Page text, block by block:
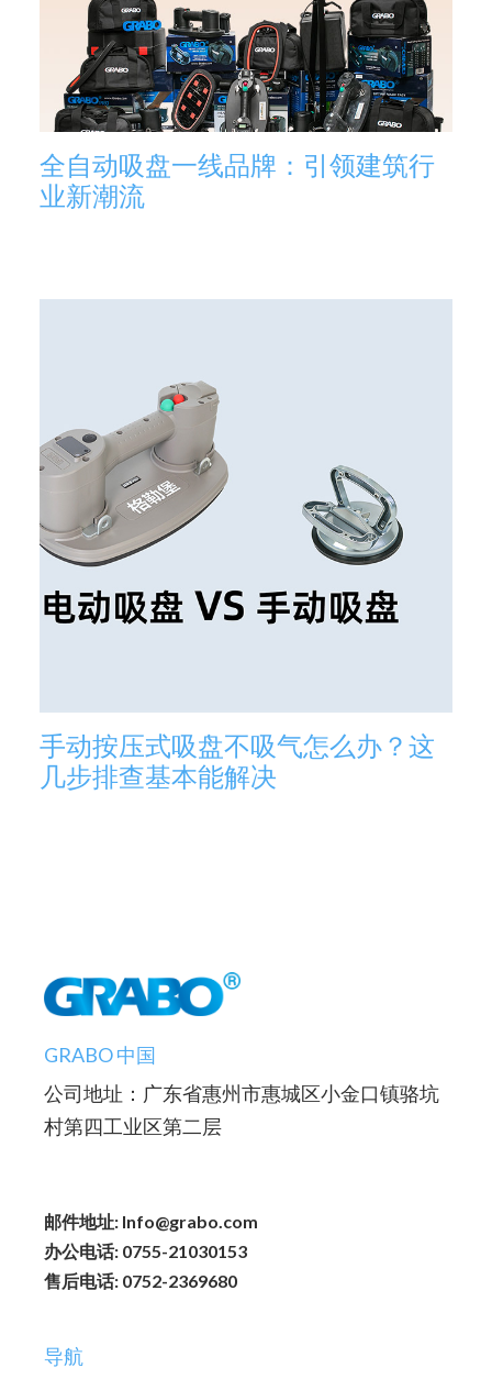
全自动吸盘一线品牌：引领建筑行
业新潮流
手动按压式吸盘不吸气怎么办？这
几步排查基本能解决
GRABO 中国
公司地址：广东省惠州市惠城区小金口镇骆坑
村第四工业区第二层
邮件地址: Info@grabo.com
办公电话: 0755-21030153
售后电话: 0752-2369680
导航